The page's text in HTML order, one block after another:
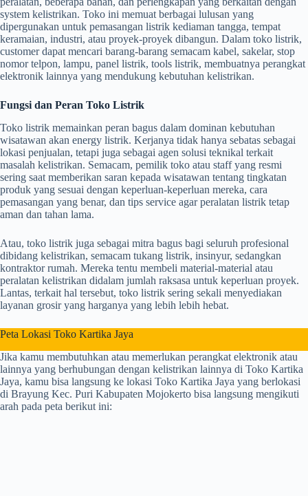
system kelistrikan. Toko ini memuat berbagai lulusan yang
dipergunakan untuk pemasangan listrik kediaman tangga, tempat
keramaian, industri, atau proyek-proyek dibangun. Dalam toko listrik,
customer dapat mencari barang-barang semacam kabel, sakelar, stop
nomor telpon, lampu, panel listrik, tools listrik, membuatnya perangkat
elektronik lainnya yang mendukung kebutuhan kelistrikan.
Fungsi dan Peran Toko Listrik
Toko listrik memainkan peran bagus dalam dominan kebutuhan
wisatawan akan energy listrik. Kerjanya tidak hanya sebatas sebagai
lokasi penjualan, tetapi juga sebagai agen solusi teknikal terkait
masalah kelistrikan. Semacam, pemilik toko atau staff yang resmi
sering saat memberikan saran kepada wisatawan tentang tingkatan
produk yang sesuai dengan keperluan-keperluan mereka, cara
pemasangan yang benar, dan tips service agar peralatan listrik tetap
aman dan tahan lama.
Atau, toko listrik juga sebagai mitra bagus bagi seluruh profesional
dibidang kelistrikan, semacam tukang listrik, insinyur, sedangkan
kontraktor rumah. Mereka tentu membeli material-material atau
peralatan kelistrikan didalam jumlah raksasa untuk keperluan proyek.
Lantas, terkait hal tersebut, toko listrik sering sekali menyediakan
layanan grosir yang harganya yang lebih lebih hebat.
Peta Lokasi Toko Kartika Jaya
Jika kamu membutuhkan atau memerlukan perangkat elektronik atau
lainnya yang berhubungan dengan kelistrikan lainnya di Toko Kartika
Jaya, kamu bisa langsung ke lokasi Toko Kartika Jaya yang berlokasi
di Brayung Kec. Puri Kabupaten Mojokerto bisa langsung mengikuti
arah pada peta berikut ini: